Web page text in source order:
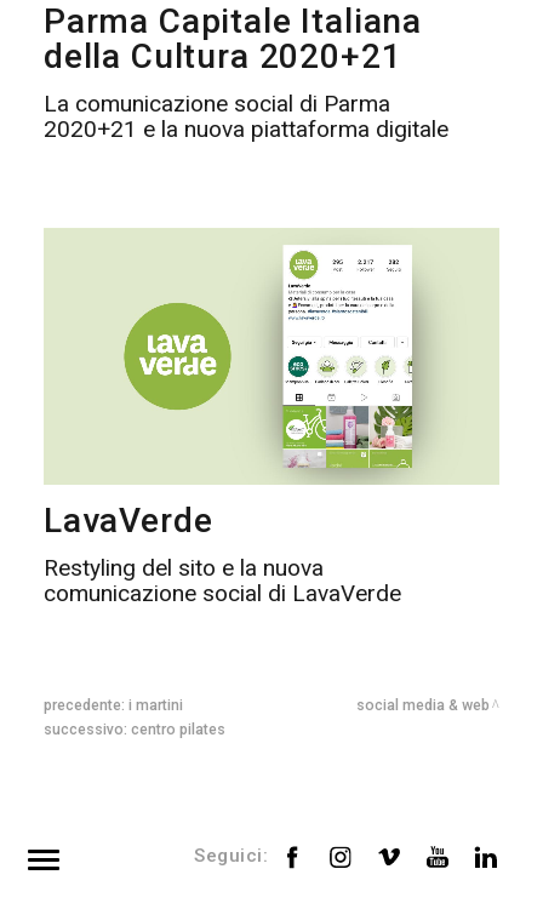
Parma Capitale Italiana
della Cultura 2020+21
La comunicazione social di Parma
2020+21 e la nuova piattaforma digitale
LavaVerde
Restyling del sito e la nuova
comunicazione social di LavaVerde
precedente: i martini
successivo: centro pilates
social media & web
Seguici: